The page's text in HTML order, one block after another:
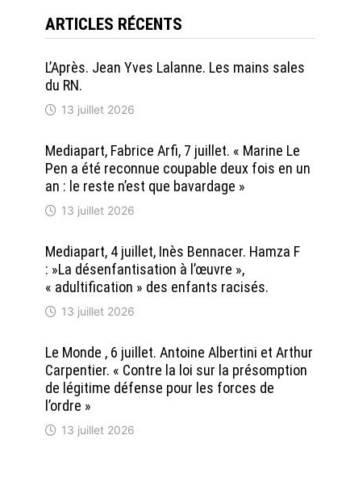
ARTICLES RÉCENTS
L’Après. Jean Yves Lalanne. Les mains sales
du RN.
13 juillet 2026
Mediapart, Fabrice Arfi, 7 juillet. « Marine Le
Pen a été reconnue coupable deux fois en un
an : le reste n’est que bavardage »
13 juillet 2026
Mediapart, 4 juillet, Inès Bennacer. Hamza F
: »La désenfantisation à l’œuvre »,
« adultification » des enfants racisés.
13 juillet 2026
Le Monde , 6 juillet. Antoine Albertini et Arthur
Carpentier. « Contre la loi sur la présomption
de légitime défense pour les forces de
l’ordre »
13 juillet 2026